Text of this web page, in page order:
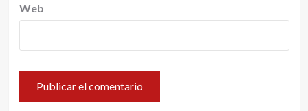
Web